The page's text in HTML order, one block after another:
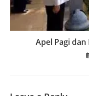
Apel Pagi